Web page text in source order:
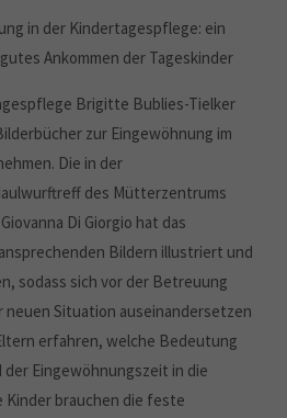
in der Kindertagespflege: ein
Ankommen der Tageskinder
Brigitte Bublies-Tielker
zur Eingewöhnung im
Die in der
des Mütterzentrums
Di Giorgio hat das
Bildern illustriert und
sodass sich vor der Betreuung
neuen Situation auseinandersetzen
erfahren, welche Bedeutung
Eingewöhnungszeit in die
brauchen die feste